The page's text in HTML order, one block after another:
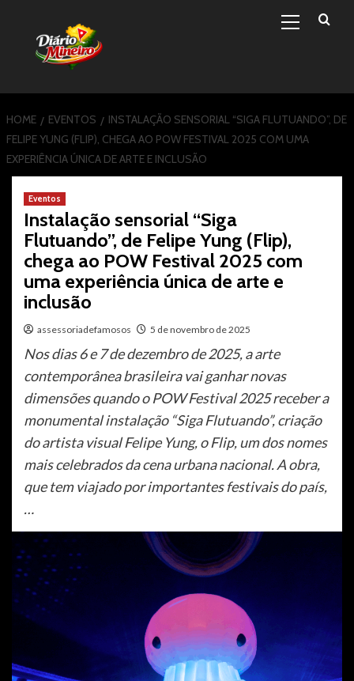
content
Menu
HOME EVENTOS
INSTALAÇÃO SENSORIAL “SIGA FLUTUANDO”, DE
FELIPE YUNG (FLIP), CHEGA AO POW FESTIVAL 2025 COM UMA
EXPERIÊNCIA ÚNICA DE ARTE E INCLUSÃO
Eventos
Instalação sensorial “Siga
Flutuando”, de Felipe Yung (Flip),
chega ao POW Festival 2025 com
uma experiência única de arte e
inclusão
assessoriadefamosos 5 de novembro de 2025
Nos dias 6 e 7 de dezembro de 2025, a arte
contemporânea brasileira vai ganhar novas
dimensões quando o POW Festival 2025 receber a
monumental instalação “Siga Flutuando”, criação
do artista visual Felipe Yung, o Flip, um dos nomes
mais celebrados da cena urbana nacional. A obra,
que tem viajado por importantes festivais do país,
…